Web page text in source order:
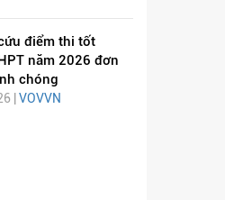
điểm thi tốt
năm 2026 đơn
chóng
| VOVVN